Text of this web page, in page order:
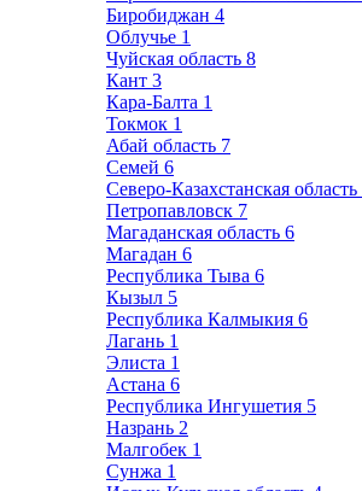
Биробиджан 4
Облучье 1
Чуйская область 8
Кант 3
Кара-Балта 1
Токмок 1
Абай область 7
Семей 6
Северо-Казахстанская область
Петропавловск 7
Магаданская область 6
Магадан 6
Республика Тыва 6
Кызыл 5
Республика Калмыкия 6
Лагань 1
Элиста 1
Астана 6
Республика Ингушетия 5
Назрань 2
Малгобек 1
Сунжа 1